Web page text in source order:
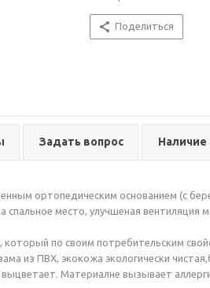
Поделиться
Задать вопрос Наличие
ортопедическим основанием (с
спальное место, улучшеная
по своим потребительским
из ПВХ, экокожа экологически
Материалне вызывает